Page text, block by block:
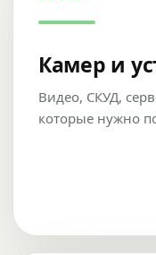
Камер и
Видео, СКУД,
которые нужно